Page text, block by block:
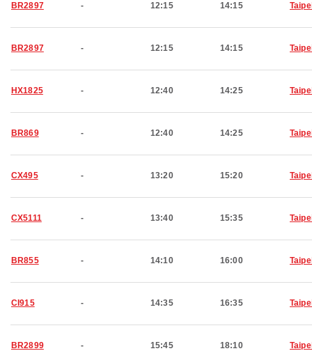
BR2897 - 12:15 14:15
BR2897 - 12:15 14:15
HX1825 - 12:40 14:25
BR869 - 12:40 14:25
CX495 - 13:20 15:20
CX5111 - 13:40 15:35
BR855 - 14:10 16:00
CI915 - 14:35 16:35
BR2899 - 15:45 18:10